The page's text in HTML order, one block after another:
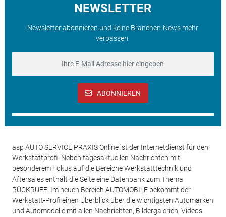
NEWSLETTER
Newsletter abonnieren und keine Branchen-News mehr
verpassen.
ABONNIEREN
asp AUTO SERVICE PRAXIS Online ist der Internetdienst für den
Werkstattprofi. Neben tagesaktuellen Nachrichten mit
besonderem Fokus auf die Bereiche Werkstatttechnik und
Aftersales enthält die Seite eine Datenbank zum Thema
RÜCKRUFE. Im neuen Bereich AUTOMOBILE bekommt der
Werkstatt-Profi einen Überblick über die wichtigsten Automarken
und Automodelle mit allen Nachrichten, Bildergalerien, Videos